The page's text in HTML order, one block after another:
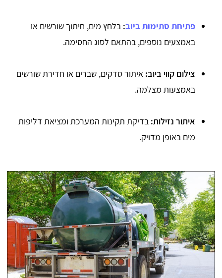
פתיחת סתימות ביוב: בלחץ מים, חיתוך שורשים או
באמצעים נוספים, בהתאם לסוג החסימה.
צילום קווי ביוב: איתור סדקים, שברים או חדירת שורשים
באמצעות מצלמה.
איתור נזילות: בדיקת תקינות המערכת ומציאת דליפות
מים באופן מדויק.